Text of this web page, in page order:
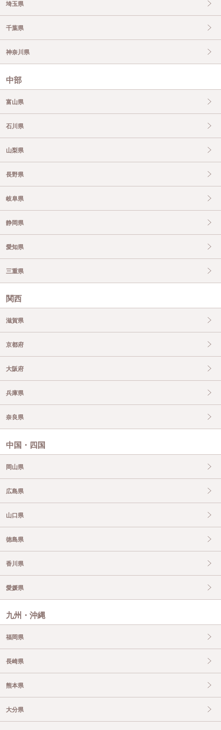
埼玉県
千葉県
神奈川県
中部
富山県
石川県
山梨県
長野県
岐阜県
静岡県
愛知県
三重県
関西
滋賀県
京都府
大阪府
兵庫県
奈良県
中国・四国
岡山県
広島県
山口県
徳島県
香川県
愛媛県
九州・沖縄
福岡県
長崎県
熊本県
大分県